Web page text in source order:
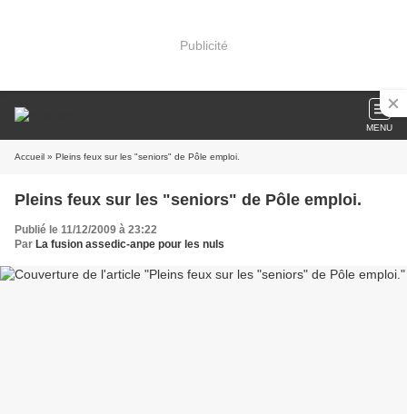
Publicité
MENU
Accueil » Pleins feux sur les "seniors" de Pôle emploi.
Pleins feux sur les "seniors" de Pôle emploi.
Publié le 11/12/2009 à 23:22
Par La fusion assedic-anpe pour les nuls